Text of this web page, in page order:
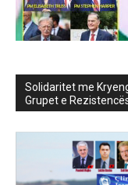
Solidaritet me
Grupet e